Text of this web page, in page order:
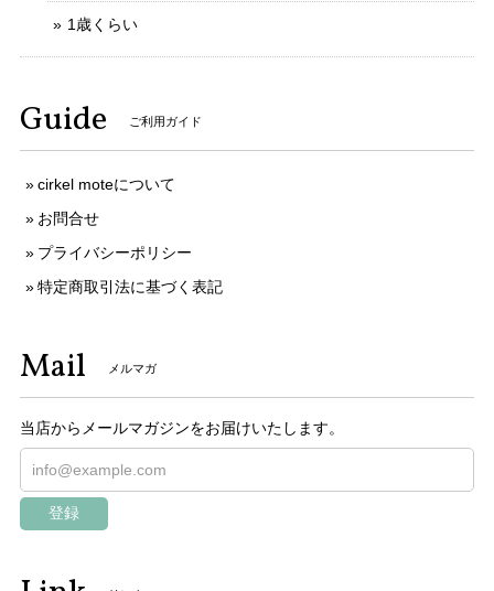
1歳くらい
Guide ご利用ガイド
cirkel moteについて
お問合せ
プライバシーポリシー
特定商取引法に基づく表記
Mail メルマガ
当店からメールマガジンをお届けいたします。
登録